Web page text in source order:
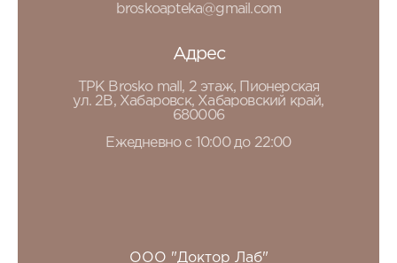
broskoapteka@gmail.com
Адрес
ТРК Brosko mall, 2 этаж, Пионерская
ул. 2В, Хабаровск, Хабаровский край,
680006
Ежедневно с 10:00 до 22:00
ООО "Доктор Лаб"